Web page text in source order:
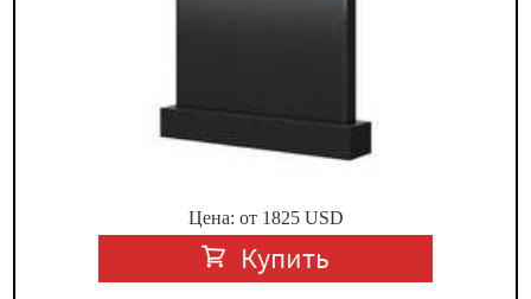
Цена: от 1825USD
Купить